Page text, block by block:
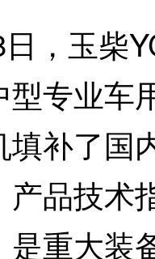
玉柴
专业车
补了国
品技术
是重大装